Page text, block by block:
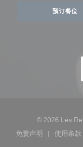
预订餐位
© 2026 Les
免责声明
((在新窗口中打
使用条款
((